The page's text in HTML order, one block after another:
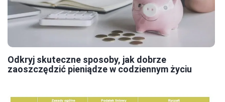
Odkryj skuteczne sposoby, jak dobrze
zaoszczędzić pieniądze w codziennym życiu